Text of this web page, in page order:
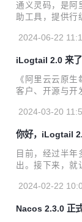
通义灵码，是阿
助工具，提供行
答、异常报错排
2024-06-22
iLogtail 2.0 来了
《阿里云云原
客户、开源与开
2024-03-20
你好，iLogtail
目前，经过半
出。接下来，就
2024-02-22
Nacos 2.3.0 正